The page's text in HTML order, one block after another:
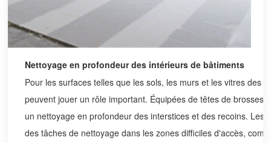
Nettoyage en profondeur des intérieurs de bâtiments
Pour les surfaces telles que les sols, les murs et les vitres des
peuvent jouer un rôle important. Équipées de têtes de
un nettoyage en profondeur des interstices et des recoins.
des tâches de nettoyage dans les zones difficiles d'accès,